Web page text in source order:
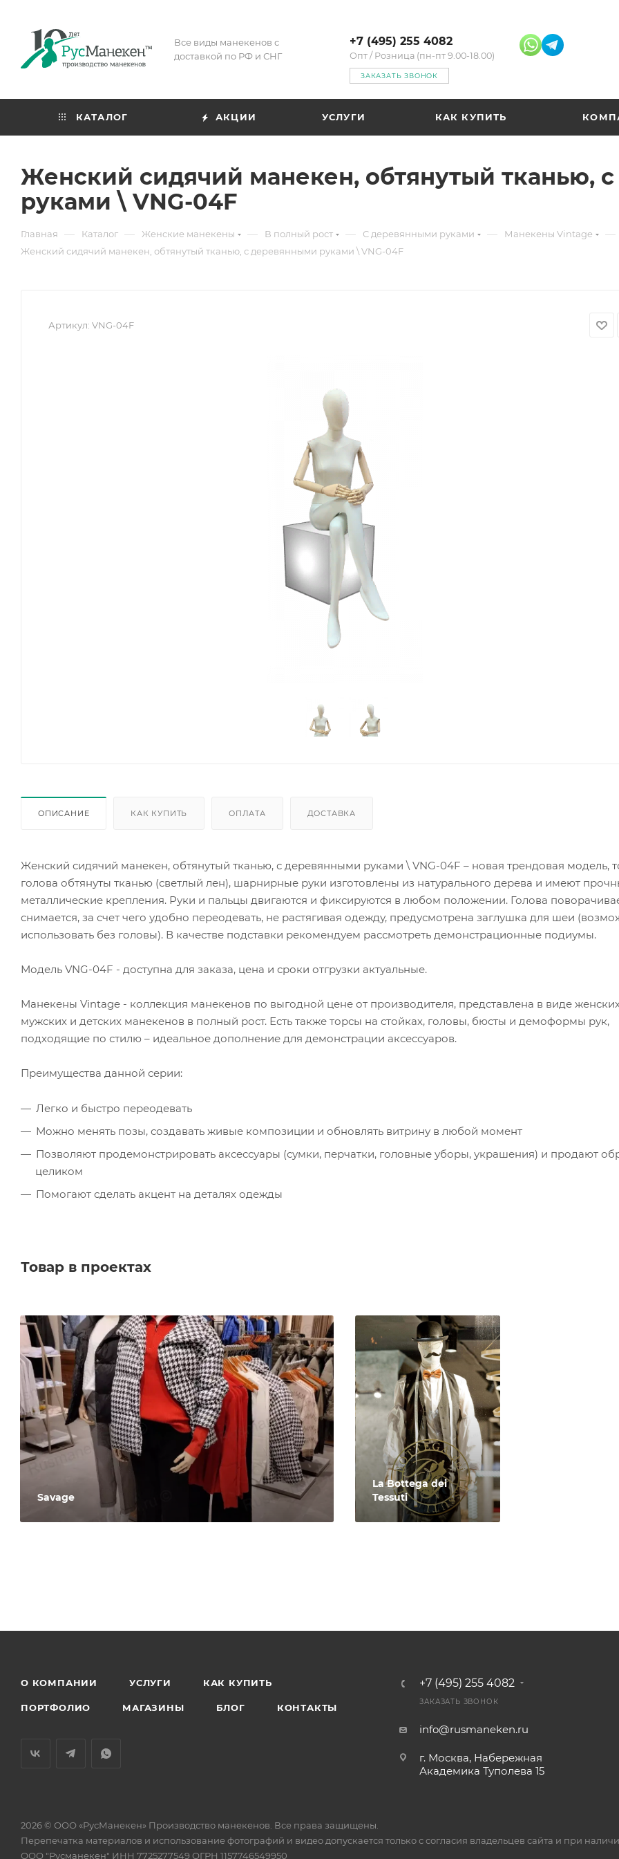
Все виды манекенов с
доставкой по РФ и СНГ
+7 (495) 255 4082
Опт / Розница (пн-пт 9.00-18.00)
ЗАКАЗАТЬ ЗВОНОК
КАТАЛОГ АКЦИИ УСЛУГИ КАК КУПИТЬ
Женский сидячий манекен, обтянутый тканью,
руками \ VNG-04F
Главная — Каталог — Женские манекены — В полный рост — С деревянными руками — Манекены Vintage —
Женский сидячий манекен, обтянутый тканью, с деревянными руками \ VNG-04F
Артикул: VNG-04F
ОПИСАНИЕ КАК КУПИТЬ ОПЛАТА ДОСТАВКА
Женский сидячий манекен, обтянутый тканью, с деревянными руками \ VNG-04F – новая трендовая модель,
голова обтянуты тканью (светлый лен), шарнирные руки изготовлены из натурального дерева и имеют
металлические крепления. Руки и пальцы двигаются и фиксируются в любом положении. Голова
снимается, за счет чего удобно переодевать, не растягивая одежду, предусмотрена заглушка для шеи
использовать без головы). В качестве подставки рекомендуем рассмотреть демонстрационные подиумы.
Модель VNG-04F - доступна для заказа, цена и сроки отгрузки актуальные.
Манекены Vintage - коллекция манекенов по выгодной цене от производителя, представлена в виде
мужских и детских манекенов в полный рост. Есть также торсы на стойках, головы, бюсты и демоформы рук,
подходящие по стилю – идеальное дополнение для демонстрации аксессуаров.
Преимущества данной серии:
Легко и быстро переодевать
Можно менять позы, создавать живые композиции и обновлять витрину в любой момент
Позволяют продемонстрировать аксессуары (сумки, перчатки, головные уборы, украшения) и продают
целиком
Помогают сделать акцент на деталях одежды
Товар в проектах
Savage
La Bottega dei
Tessuti
О КОМПАНИИ УСЛУГИ КАК КУПИТЬ
ПОРТФОЛИО МАГАЗИНЫ БЛОГ КОНТАКТЫ
+7 (495) 255 4082
ЗАКАЗАТЬ ЗВОНОК
info@rusmaneken.ru
г. Москва, Набережная
Академика Туполева 15
2026 © ООО «РусМанекен» Производство манекенов. Все права защищены.
Перепечатка материалов и использование фотографий и видео допускается только с согласия владельцев сайта и при
ООО "Русманекен" ИНН 7725277549 ОГРН 1157746549950